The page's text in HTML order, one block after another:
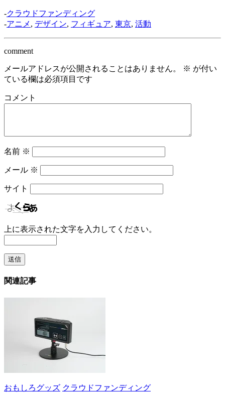
-クラウドファンディング
-アニメ , デザイン, フィギュア, 東京, 活動
comment
メールアドレスが公開されることはありません。 ※ が付い
ている欄は必須項目です
コメント
名前 ※
メール ※
サイト
上に表示された文字を入力してください。
関連記事
おもしろグッズ クラウドファンディング